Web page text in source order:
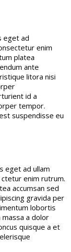
eget ad
enim
platea
ante
litora nisi
id a
tempor.
suspendisse eu
eget ad ullam
enim rutrum.
accumsan sed
gravida per
lobortis
a dolor
quisque a et